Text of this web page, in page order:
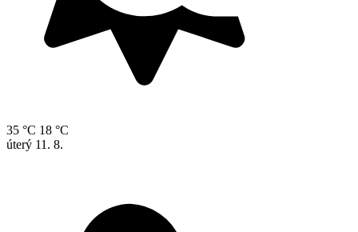
35 °C 18 °C
úterý 11. 8.